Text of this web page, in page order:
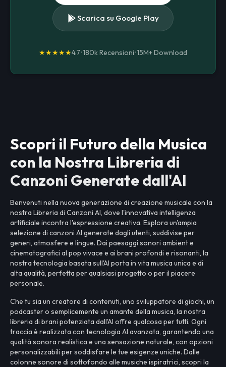
Scarica su Google Play
★★★★★4.7•180k Recensioni•15M+Download
Scopri il Futuro della Musica
con la Nostra Libreria di
Canzoni Generate dall'AI
Benvenuti nella nuova generazione di creazione musicale con la
nostra Libreria di Canzoni AI, dove l'innovativa intelligenza
artificiale incontra l'espressione creativa. Esplora un'ampia
selezione di canzoni AI generate dagli utenti, suddivise per
generi, atmosfere e lingue. Dai paesaggi sonori ambient e
cinematografici al pop vivace e ai brani profondi e risonanti, la
nostra tecnologia basata sull'AI porta in vita musica unica e di
alta qualità, perfetta per qualsiasi progetto o per il piacere
personale.
Che tu sia un creatore di contenuti, uno sviluppatore di giochi, un
podcaster o semplicemente un amante della musica, la nostra
libreria di brani potenziata dall'AI offre qualcosa per tutti. Ogni
traccia è realizzata con tecnologia AI avanzata, garantendo una
qualità sonora realistica e una sensazione naturale, con opzioni
personalizzabili per soddisfare le tue esigenze uniche. Dalle
colonne sonore di sottofondo alle musiche ispiratrici, scopri la